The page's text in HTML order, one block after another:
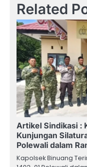
Related
Artikel Sindikasi :
Kunjungan
Polewali dalam
Kapolsek Binuang